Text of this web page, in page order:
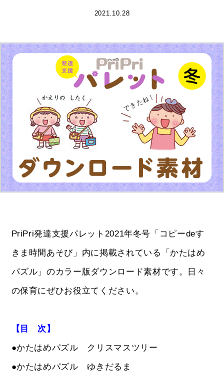
2021.10.28
PriPri発達支援パレット2021年冬号「コピーdeす
きま時間あそび」内に掲載されている「かたはめ
パズル」のカラー版ダウンロード素材です。日々
の保育にぜひお役立てください。
【目 次】
●かたはめパズル クリスマスツリー
●かたはめパズル ゆきだるま